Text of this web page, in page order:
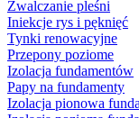
Zwalczanie pleśni
Iniekcje rys i pęknięć
Tynki renowacyjne
Przepony poziome
Izolacja fundamentów
Papy na fundamenty
Izolacja pionowa